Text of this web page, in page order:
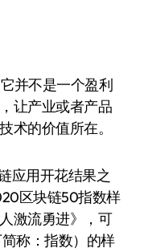
并不是一个盈利
让产业或者产品
术的价值所在。
应用开花结果之
区块链50指数样
激流勇进》，可
称：指数）的样